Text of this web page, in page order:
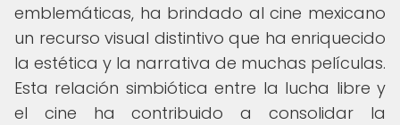
emblemáticas, ha brindado al cine mexicano
un recurso visual distintivo que ha enriquecido
la estética y la narrativa de muchas películas.
Esta relación simbiótica entre la lucha libre y
el cine ha contribuido a consolidar la